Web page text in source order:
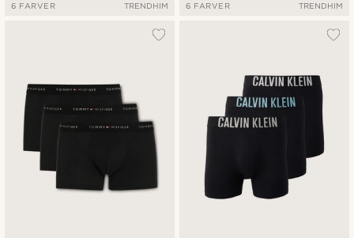
6 FARVER TRENDHIM 6 FARVER TRENDHIM